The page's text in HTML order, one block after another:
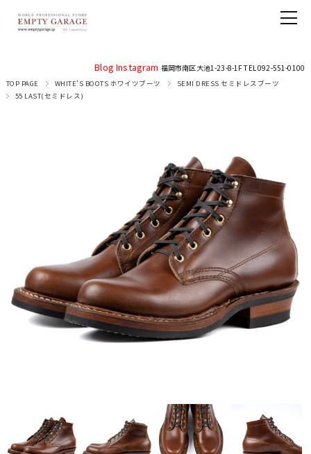
Blog Instagram 福岡市南区大池1-23-8-1F TEL 092-551-0100
TOP PAGE WHITE'S BOOTS ホワイツブーツ
SEMI DRESS セミドレスブーツ
55 LAST(セミドレス)